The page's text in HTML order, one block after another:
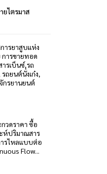
ยไตรมาส
ารยาสูบแห่ง
ารขายทอด
รเบ็นซ์,รถ
ถยนต์นั่งเก๋ง,
กรยานยนต์
วดราคา ซื้อ
ะห์ปริมาณสาร
รไหลแบบต่อ
Flow...